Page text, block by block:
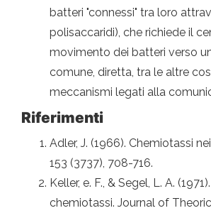
batteri "connessi" tra loro
polisaccaridi), che richiede il
movimento dei batteri verso
comune, diretta, tra le altre
meccanismi legati alla
Riferimenti
Adler, J. (1966). Chemiotassi
153 (3737), 708-716.
Keller, e. F., & Segel, L. A.
chemiotassi. Journal of